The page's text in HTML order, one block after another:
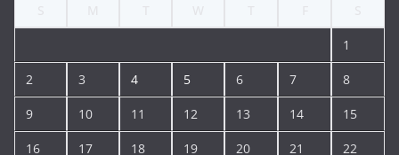
1
2 3 4 5 6 7 8
9 10 11 12 13 14 15
16 17 18 19 20 21 22